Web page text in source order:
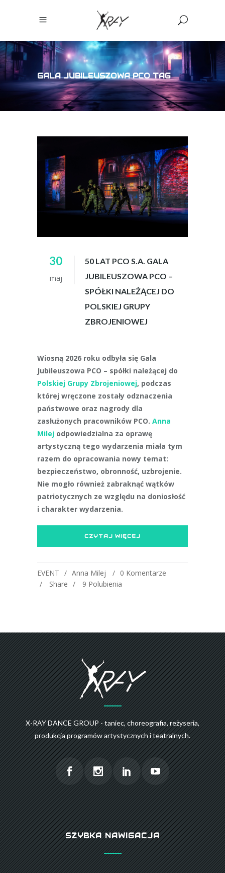
GALA JUBILEUSZOWA PCO TAG
30
maj
50 LAT PCO S.A. GALA
JUBILEUSZOWA PCO –
SPÓŁKI NALEŻĄCEJ DO
POLSKIEJ GRUPY
ZBROJENIOWEJ
Wiosną 2026 roku odbyła się Gala
Jubileuszowa PCO – spółki należącej do
Polskiej Grupy Zbrojeniowej, podczas
której wręczone zostały odznaczenia
państwowe oraz nagrody dla
zasłużonych pracowników PCO. Anna
Milej odpowiedzialna za oprawę
artystyczną tego wydarzenia miała tym
razem do opracowania nowy temat:
bezpieczeństwo, obronność, uzbrojenie.
Nie mogło również zabraknąć wątków
patriotycznych ze względu na doniosłość
i charakter wydarzenia.
CZYTAJ WIĘCEJ
EVENT Anna Milej
0 Komentarze
Share
9 Polubienia
X-RAY DANCE GROUP - taniec, choreografia, reżyseria,
produkcja programów artystycznych i teatralnych.
SZYBKA NAWIGACJA